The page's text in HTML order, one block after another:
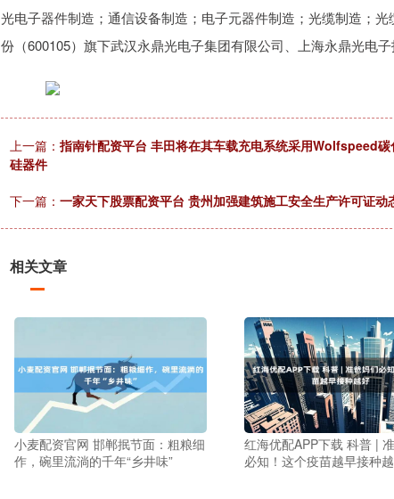
光电子器件制造；通信设备制造；电子元器件制造；光缆制造；
份（600105）旗下武汉永鼎光电子集团有限公司、上海永鼎光电子
上一篇： 指南针配资平台 丰田将在其车载充电系统采用Wolfspeed碳
硅器件
下一篇： 一家天下股票配资平台 贵州加强建筑施工安全生产许可证动
相关文章
小麦配资官网 邯郸抿节面：粗粮细
作，碗里流淌的千年“乡井味”
红海优配APP下载 科普 |
必知！这个疫苗越早接种